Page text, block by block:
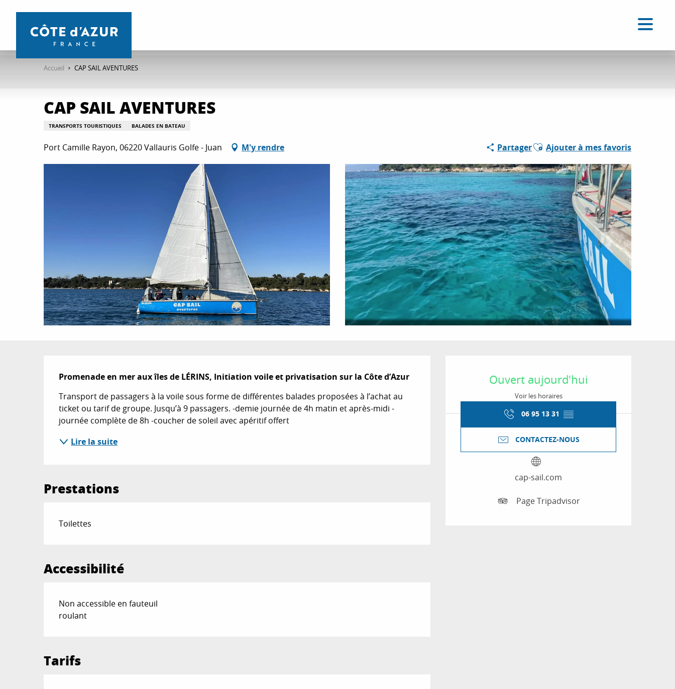
contenu
Accueil CAP SAIL AVENTURES
CAP SAIL AVENTURES
TRANSPORTS TOURISTIQUES BALADES EN BATEAU
Port Camille Rayon, 06220 Vallauris Golfe - Juan M'y rendre PartagerAjouter aux favoris
Ajouter à mes favoris
Ouverture et
Ouvert aujourd'hui
Voir les horaires
06 95 13 31 ▒▒
CONTACTEZ-NOUS
cap-sail.com
Page Tripadvisor
Description
Promenade en mer aux îles de LÉRINS, Initiation voile et privatisation sur la Côte d’Azur
Transport de passagers à la voile sous forme de différentes balades proposées à l’achat au
ticket ou tarif de groupe. Jusqu’à 9 passagers. -demie journée de 4h matin et après-midi -
journée complète de 8h -coucher de soleil avec apéritif offert
Lire la suite
Prestations
Toilettes
Accessibilité
Non accessible en fauteuil
roulant
Tarifs